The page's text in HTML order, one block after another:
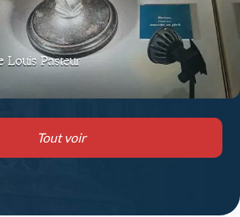
Louis Pasteur
Tout voir